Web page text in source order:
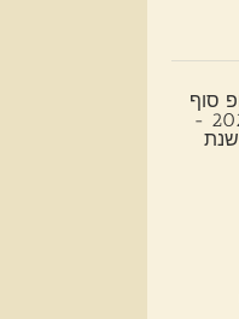
סוף
שנת 2024 -